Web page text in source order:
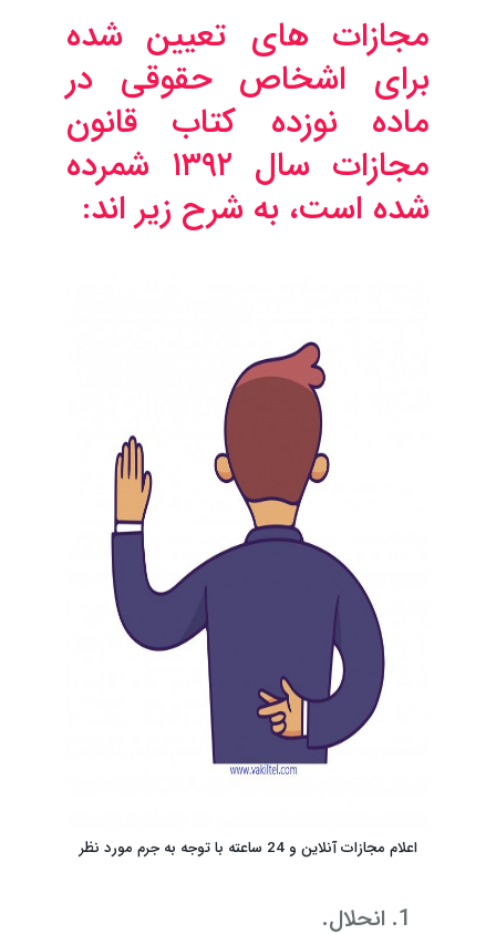
مجازات های تعیین شده
برای اشخاص حقوقی در
ماده نوزده کتاب قانون
مجازات سال ۱۳۹۲ شمرده
شده است، به شرح زیر اند:
اعلام مجازات آنلاین و 24 ساعته با توجه به جرم مورد نظر
انحلال.